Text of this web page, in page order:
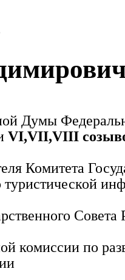
Думы
VI,VII,VIII
Комитета
комиссии по